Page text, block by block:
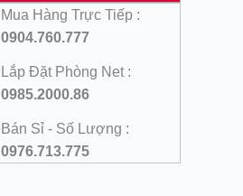
Mua Hàng Trực Tiếp :
0904.760.777
Lắp Đặt Phòng Net :
0985.2000.86
Bán Sỉ - Số Lượng :
0976.713.775